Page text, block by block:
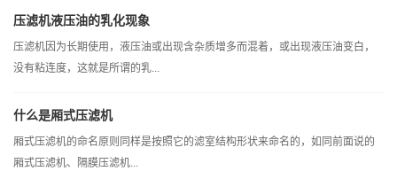
压滤机液压油的乳化现象
压滤机因为长期使用，液压油或出现含杂质增多而混着，或出现液压油变白，
没有粘连度，这就是所谓的乳...
什么是厢式压滤机
厢式压滤机的命名原则同样是按照它的滤室结构形状来命名的，如同前面说的
厢式压滤机、隔膜压滤机...